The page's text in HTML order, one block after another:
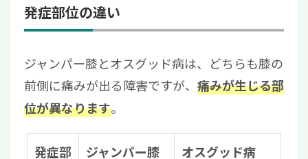
発症部位の違い
ジャンパー膝とオスグッド病は、どちらも膝の
前側に痛みが出る障害ですが、 痛みが生じる部
位が異なります。
発症部
ジャンパー膝 オスグッド病